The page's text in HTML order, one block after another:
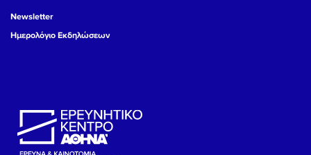
Newsletter
Ημερολόγιο Εκδηλώσεων